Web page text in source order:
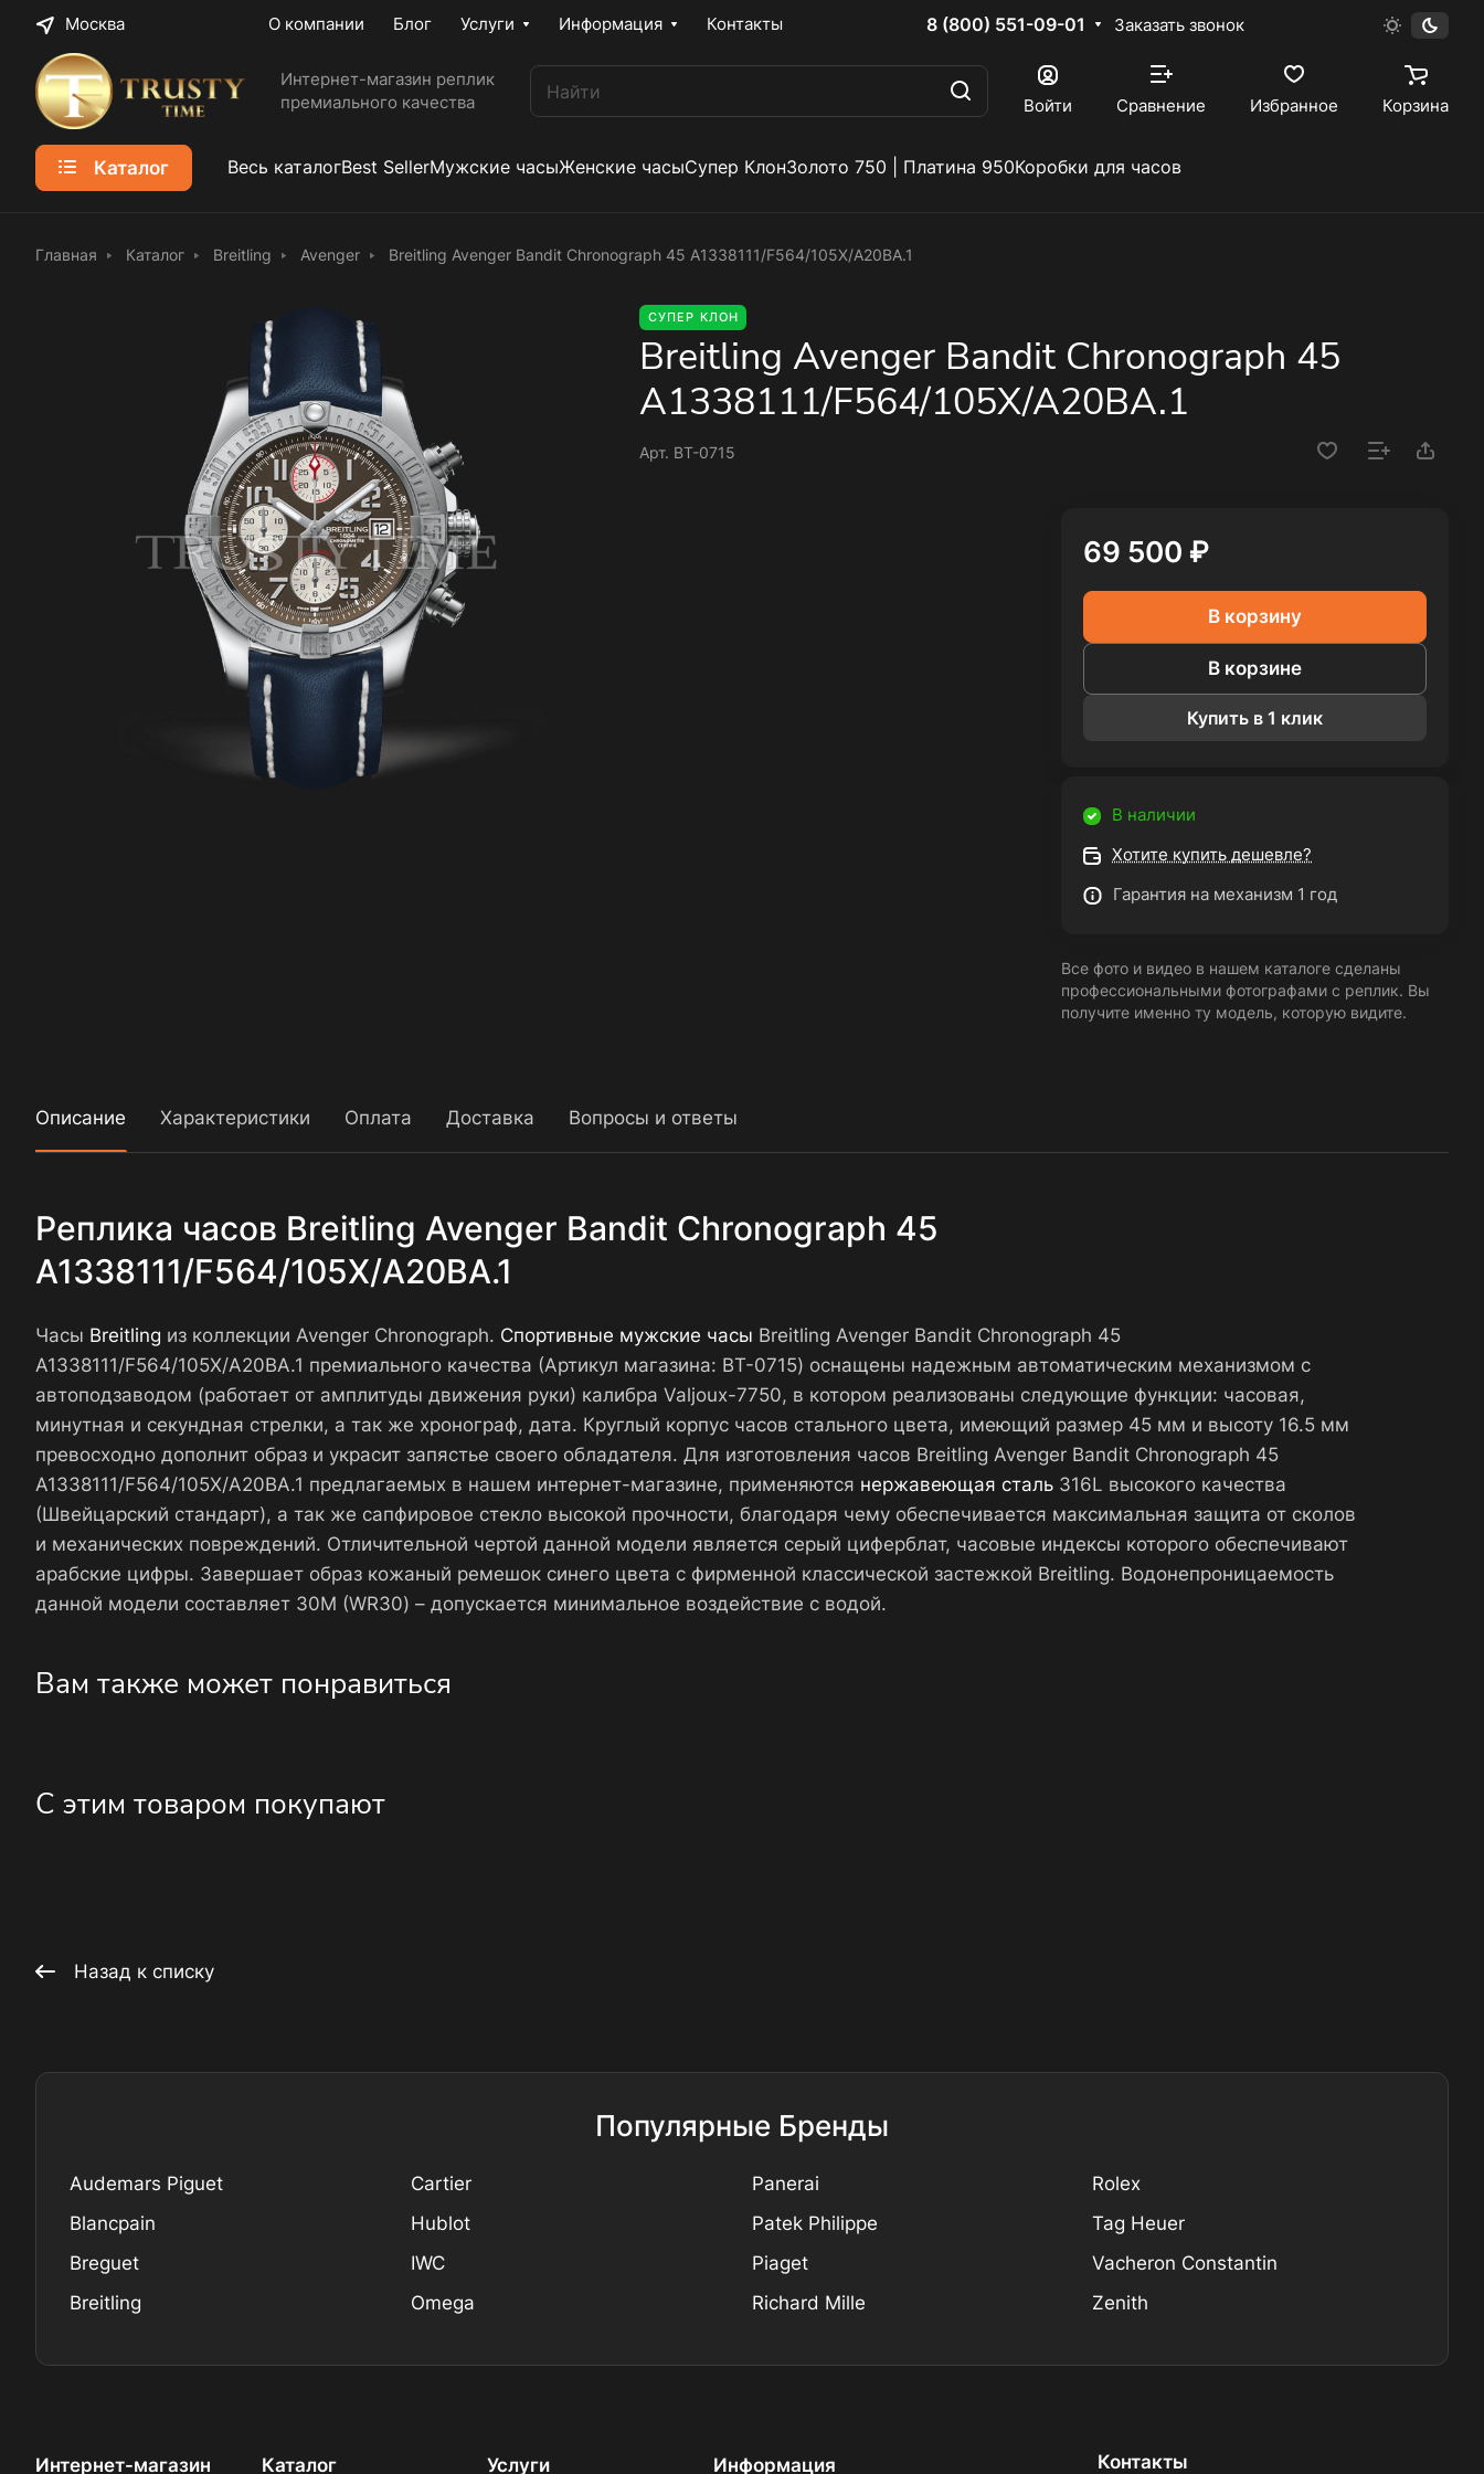
Москва О компании Блог Услуги Информация Контакты 8 (800) 551-09-01 Заказать звонок
Интернет-магазин реплик
премиального качества
Войти Сравнение Избранное Корзина
Каталог Весь каталогBest SellerМужские часыЖенские часыСупер КлонЗолото 750 | Платина 950Коробки для часов
Главная Каталог Breitling Avenger Breitling Avenger Bandit Chronograph 45 A1338111/F564/105X/A20BA.1
СУПЕР КЛОН
Breitling Avenger Bandit Chronograph 45
A1338111/F564/105X/A20BA.1
Арт. BT-0715
69 500 ₽
В корзину
В корзине
Купить в 1 клик
В наличии
Хотите купить дешевле?
Гарантия на механизм 1 год
Все фото и видео в нашем каталоге сделаны
профессиональными фотографами с реплик. Вы
получите именно ту модель, которую видите.
Описание Характеристики Оплата Доставка Вопросы и ответы
Реплика часов Breitling Avenger Bandit Chronograph 45
A1338111/F564/105X/A20BA.1
Часы Breitling из коллекции Avenger Chronograph. Спортивные мужские часы Breitling Avenger Bandit Chronograph 45
A1338111/F564/105X/A20BA.1 премиального качества (Артикул магазина: BT-0715) оснащены надежным автоматическим механизмом с
автоподзаводом (работает от амплитуды движения руки) калибра Valjoux-7750, в котором реализованы следующие функции: часовая,
минутная и секундная стрелки, а так же хронограф, дата. Круглый корпус часов стального цвета, имеющий размер 45 мм и высоту 16.5 мм
превосходно дополнит образ и украсит запястье своего обладателя. Для изготовления часов Breitling Avenger Bandit Chronograph 45
A1338111/F564/105X/A20BA.1 предлагаемых в нашем интернет-магазине, применяются нержавеющая сталь 316L высокого качества
(Швейцарский стандарт), а так же сапфировое стекло высокой прочности, благодаря чему обеспечивается максимальная защита от сколов
и механических повреждений. Отличительной чертой данной модели является серый циферблат, часовые индексы которого обеспечивают
арабские цифры. Завершает образ кожаный ремешок синего цвета с фирменной классической застежкой Breitling. Водонепроницаемость
данной модели составляет 30М (WR30) – допускается минимальное воздействие с водой.
Вам также может понравиться
С этим товаром покупают
Назад к списку
Популярные Бренды
Audemars Piguet
Blancpain
Breguet
Breitling
Cartier
Hublot
IWC
Omega
Panerai
Patek Philippe
Piaget
Richard Mille
Rolex
Tag Heuer
Vacheron Constantin
Zenith
Интернет-магазин Каталог Услуги Информация Контакты